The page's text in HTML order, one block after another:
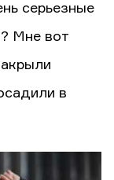
серьезные
Мне вот
в